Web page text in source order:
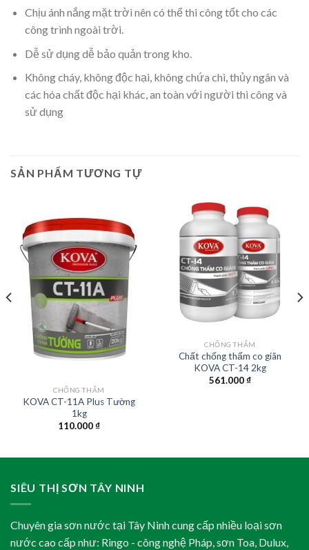
Chịu ánh nắng mặt trời nên có thể thi công tốt cho các
công trình ngoài trời.
Dễ sử dụng dễ bảo quản trong kho.
Không cháy, không độc hại, không chứa chì, thủy ngân và
các hóa chất độc hại khác, an toàn với người thi công và
sử dụng
SẢN PHẨM TƯƠNG TỰ
CHỐNG THẤM
KOVA CT-11A Plus Tường
1kg
110.000₫
CHỐNG THẤM
Chất chống thấm co giãn
KOVA CT-14 2kg
561.000₫
SIÊU THỊ SƠN TÂY NINH
Chuyên gia sơn nước tại Tây Ninh cung cấp nhiều loại sơn
nước cao cấp như: Ringo - công nghệ Pháp, sơn Toa, Dulux,